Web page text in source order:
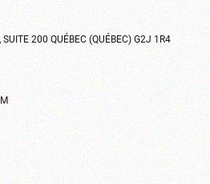
SUITE 200 QUÉBEC (QUÉBEC) G2J 1R4